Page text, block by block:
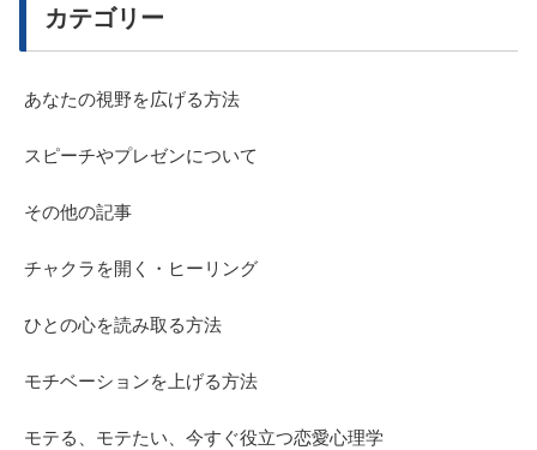
カテゴリー
あなたの視野を広げる方法
スピーチやプレゼンについて
その他の記事
チャクラを開く・ヒーリング
ひとの心を読み取る方法
モチベーションを上げる方法
モテる、モテたい、今すぐ役立つ恋愛心理学